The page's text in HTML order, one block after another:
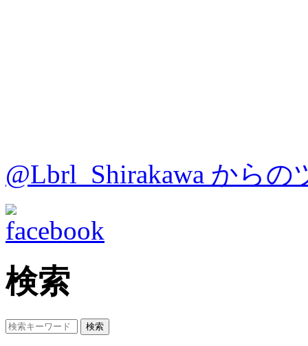
@Lbrl_Shirakawa からの
検索